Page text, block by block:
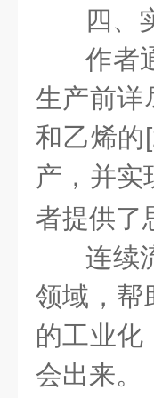
四、
作者
生产前详
和乙烯的
产，并实
者提供了
连续
领域，帮
的工业化
会出来。